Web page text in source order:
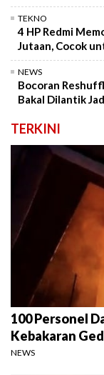
TEKNO
4 HP Redmi
Jutaan, Cocok
NEWS
Bocoran
Bakal Dilantik
TERKINI
100 Personel
Kebakaran
NEWS